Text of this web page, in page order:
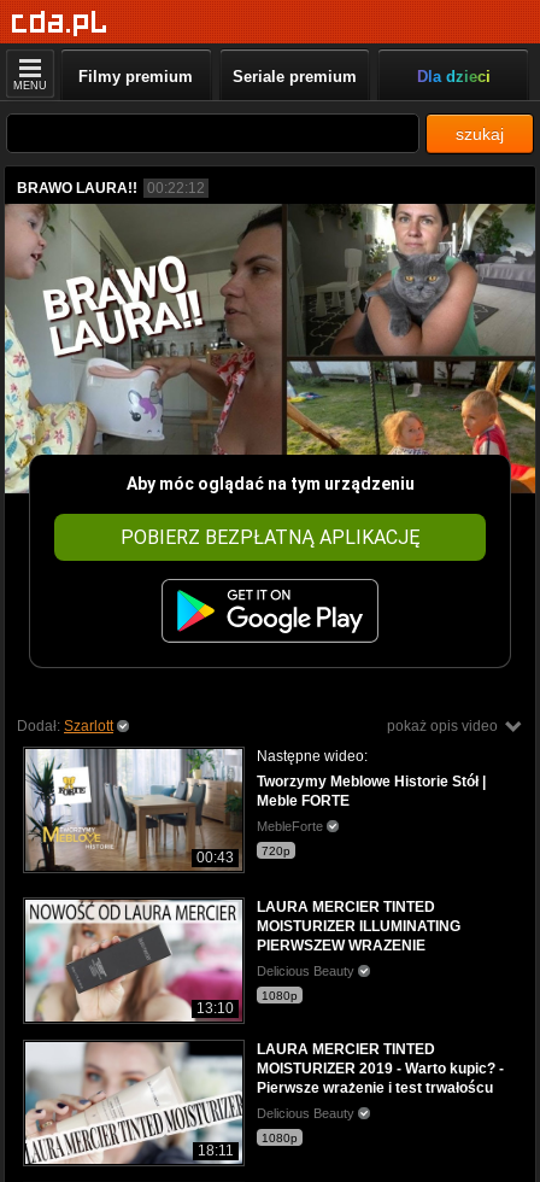
MENU Filmy premium Seriale premium Dla dzieci
szukaj
BRAWO LAURA!! 00:22:12
Aby móc oglądać na tym urządzeniu
POBIERZ BEZPŁATNĄ APLIKACJĘ
pokaż opis video
Dodał: Szarlott
00:43
Następne wideo:
Tworzymy Meblowe Historie Stół |
Meble FORTE
MebleForte
720p
13:10
LAURA MERCIER TINTED
MOISTURIZER ILLUMINATING
PIERWSZEW WRAZENIE
Delicious Beauty
1080p
18:11
LAURA MERCIER TINTED
MOISTURIZER 2019 - Warto kupic? -
Pierwsze wrażenie i test trwałoścu
Delicious Beauty
1080p